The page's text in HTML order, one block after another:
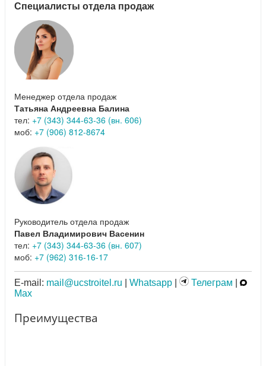
Специалисты отдела продаж
Менеджер отдела продаж
Татьяна Андреевна Балина
тел: +7 (343) 344-63-36 (вн. 606)
моб: +7 (906) 812-8674
Руководитель отдела продаж
Павел Владимирович Васенин
тел: +7 (343) 344-63-36 (вн. 607)
моб: +7 (962) 316-16-17
E-mail: mail@ucstroitel.ru Whatsapp Телеграм
Max
Преимущества